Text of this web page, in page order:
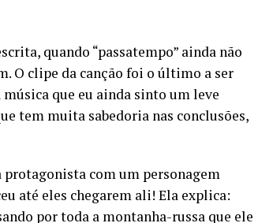
quando “passatempo” ainda não
O clipe da canção foi o último a ser
que eu ainda sinto um leve
tem muita sabedoria nas conclusões,
protagonista com um personagem
até eles chegarem ali! Ela explica:
por toda a montanha-russa que ele